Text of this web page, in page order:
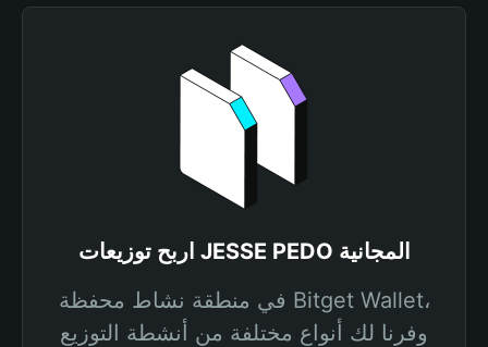
اربح توزيعات JESSE PEDO المجانية
في منطقة نشاط محفظة Bitget Wallet،
وفرنا لك أنواع مختلفة من أنشطة التوزيع